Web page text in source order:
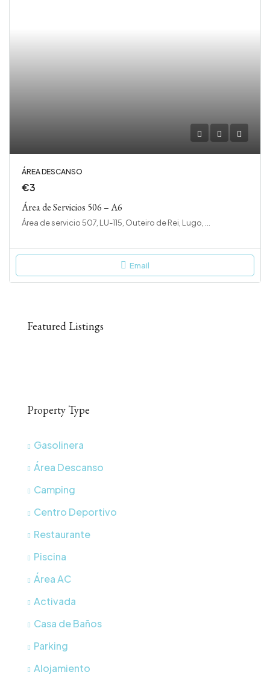
ÁREA DESCANSO
€3
Área de Servicios 506 – A6
Email
Featured Listings
Property Type
Gasolinera
Área Descanso
Camping
Centro Deportivo
Restaurante
Piscina
Área AC
Activada
Casa de Baños
Parking
Alojamiento